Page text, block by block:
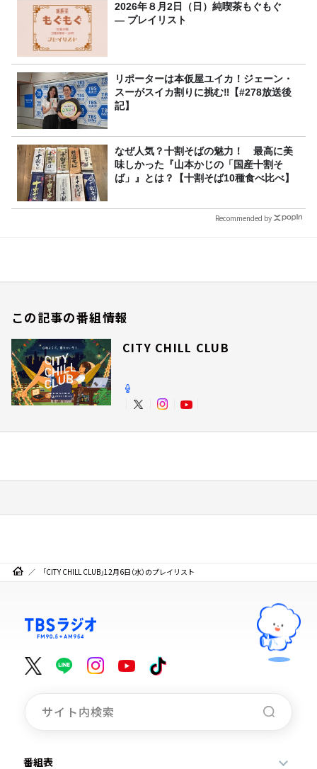
2026年８月2日（日）純喫茶もぐもぐ
― プレイリスト
リポーターは本仮屋ユイカ！ジェーン・
スーがスイカ割りに挑む‼【#278放送後
記】
なぜ人気？十割そばの魅力！ 最高に美
味しかった『山本かじの「国産十割そ
ば」』とは？【十割そば10種食べ比べ】
Recommended by
この記事の番組情報
CITY CHILL CLUB
「CITY CHILL CLUB」12月6日（水）のプレイリスト
番組表